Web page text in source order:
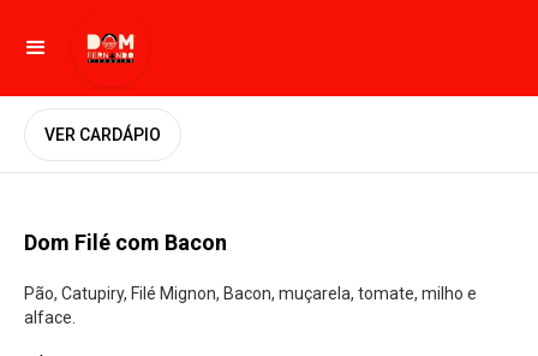
VER CARDÁPIO
Dom Filé com Bacon
Pão, Catupiry, Filé Mignon, Bacon, muçarela, tomate, milho e
alface.